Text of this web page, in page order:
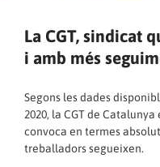
La CGT, sindicat
i amb més
Segons les dades
2020, la CGT de
convoca en termes
treballadors segueixen.